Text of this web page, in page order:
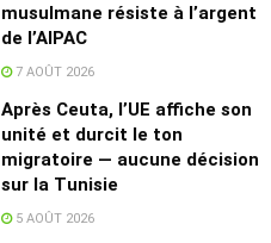
musulmane résiste à l’argent
de l’AIPAC
7 AOÛT 2026
Après Ceuta, l’UE affiche son
unité et durcit le ton
migratoire — aucune décision
sur la Tunisie
5 AOÛT 2026